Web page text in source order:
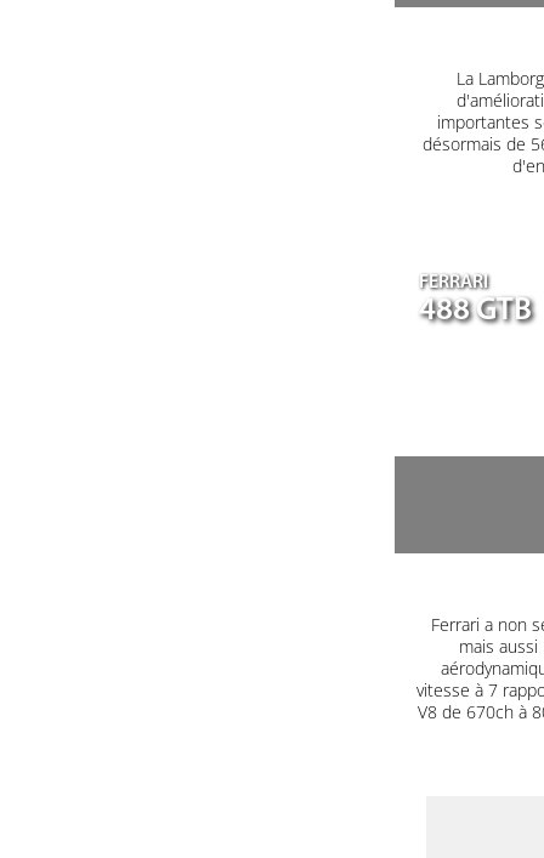
La
importantes
désormais de
FERRARI
488 GTB
Ferrari a non
mais
vitesse à 7
V8 de 670ch à